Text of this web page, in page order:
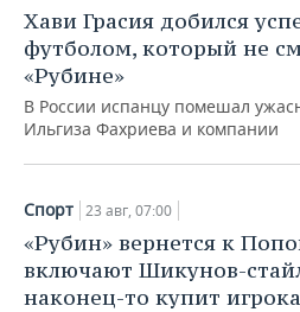
Хави Грасия добился
футболом, который не
«Рубине»
В России испанцу помешал
Ильгиза Фахриева и компании
Спорт 23 авг, 07:00
«Рубин» вернется к
включают Шикунов-
наконец-то купит игрока